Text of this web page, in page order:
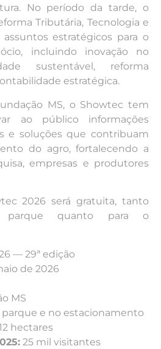
No período da tarde, o
Tributária, Tecnologia e
assuntos estratégicos para o
incluindo inovação no
sustentável, reforma
estratégica.
MS, o Showtec tem
ao público informações
e soluções que contribuam
do agro, fortalecendo a
empresas e produtores
2026 será gratuita, tanto
parque quanto para o
— 29ª edição
de 2026
MS
parque e no estacionamento
hectares
25 mil visitantes